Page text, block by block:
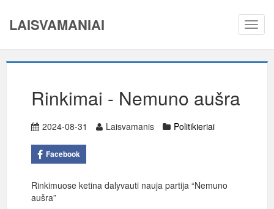
LAISVAMANIAI
Rinkimai - Nemuno aušra
2024-08-31 Laisvamanis Politikieriai
Facebook
Rinkimuose ketina dalyvauti nauja partija “Nemuno
aušra”